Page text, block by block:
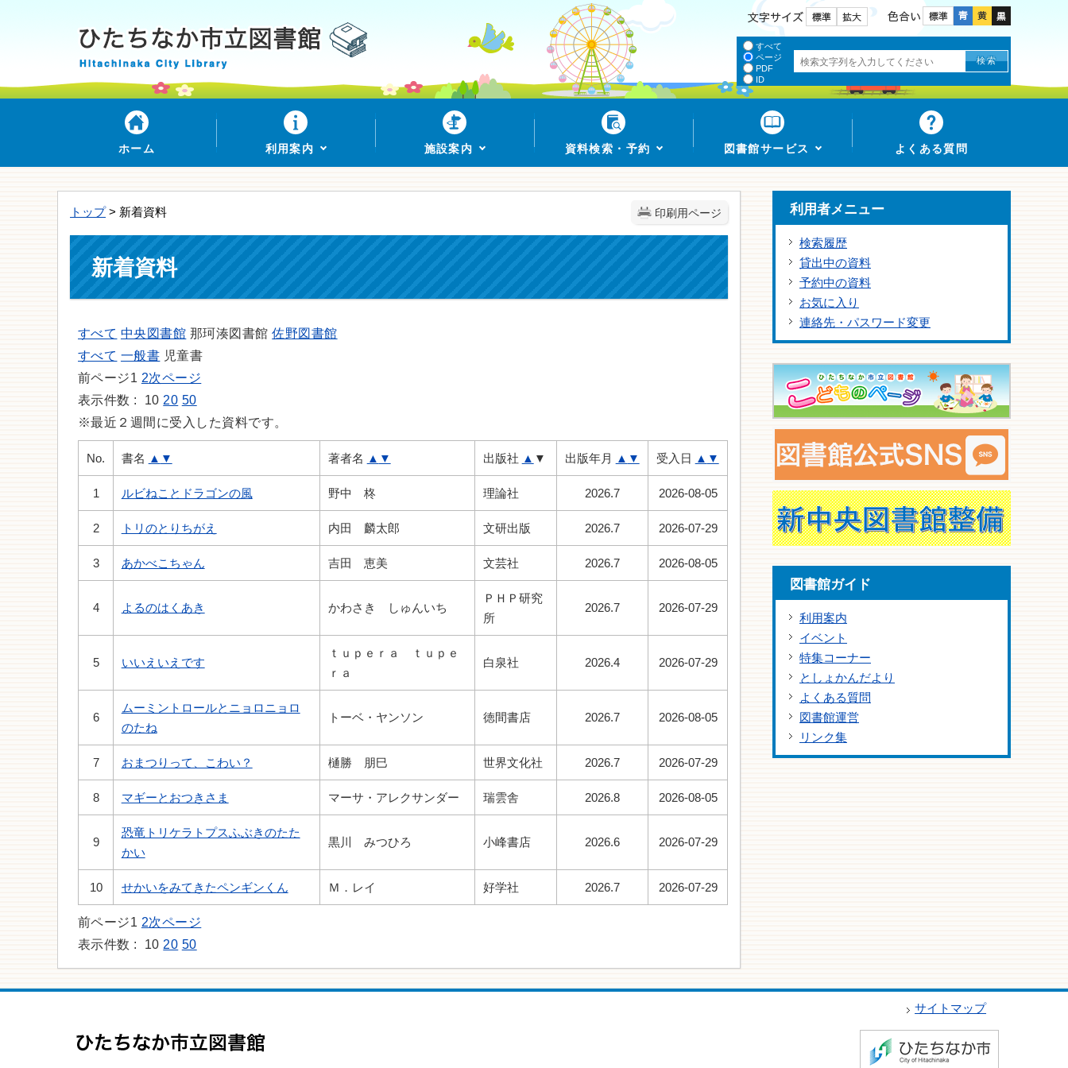
色合い
文字サイズ
すべて
ページ
PDF
ID
ホーム 利用案内 施設案内 資料検索・予約 図書館サービス よくある質問
印刷用ページ
トップ> 新着資料
新着資料
すべて 中央図書館 那珂湊図書館 佐野図書館
すべて 一般書 児童書
前ページ1 2次ページ
表示件数 : 10 20 50
※最近２週間に受入した資料です。
No. 書名 ▲ ▼ 著者名 ▲ ▼ 出版社 ▲ ▼ 出版年月 ▲ ▼ 受入日 ▲ ▼
1 ルビねことドラゴンの風 野中 柊 理論社 2026.7 2026-08-05
2 トリのとりちがえ 内田 麟太郎 文研出版 2026.7 2026-07-29
3 あかべこちゃん 吉田 恵美 文芸社 2026.7 2026-08-05
4 よるのはくあき かわさき しゅんいち
ＰＨＰ研究
所
2026.7 2026-07-29
5 いいえいえです
ｔｕｐｅｒａ ｔｕｐｅ
ｒａ
白泉社 2026.4 2026-07-29
6
ムーミントロールとニョロニョロ
のたね
トーベ・ヤンソン 徳間書店 2026.7 2026-08-05
7 おまつりって、こわい？ 樋勝 朋巳 世界文化社 2026.7 2026-07-29
8 マギーとおつきさま マーサ・アレクサンダー 瑞雲舎 2026.8 2026-08-05
9
恐竜トリケラトプスふぶきのたた
かい
黒川 みつひろ 小峰書店 2026.6 2026-07-29
10 せかいをみてきたペンギンくん Ｍ．レイ 好学社 2026.7 2026-07-29
前ページ1 2次ページ
表示件数 : 10 20 50
利用者メニュー
検索履歴
貸出中の資料
予約中の資料
お気に入り
連絡先・パスワード変更
図書館ガイド
利用案内
イベント
特集コーナー
としょかんだより
よくある質問
図書館運営
リンク集
サイトマップ